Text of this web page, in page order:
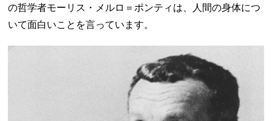
の哲学者モーリス・メルロ＝ポンティは、人間の身体につ
いて面白いことを言っています。